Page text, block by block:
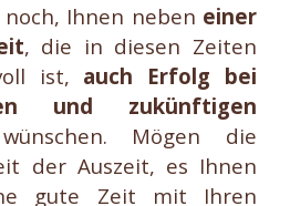
Ihnen neben einer
, die in diesen Zeiten
ist, auch Erfolg bei
und zukünftigen
Mögen die
der Auszeit, es Ihnen
gute Zeit mit Ihren